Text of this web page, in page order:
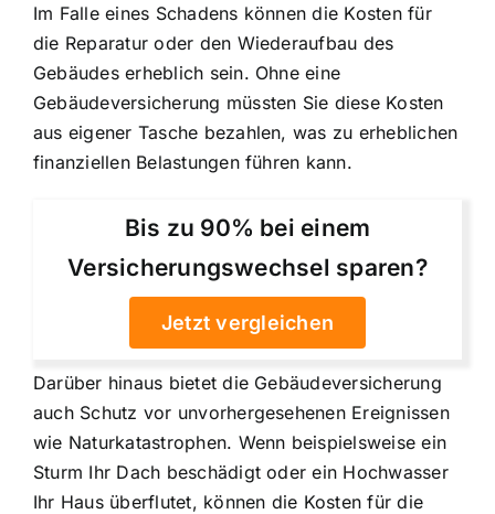
Im Falle eines Schadens können die Kosten für
die Reparatur oder den Wiederaufbau des
Gebäudes erheblich sein. Ohne eine
Gebäudeversicherung müssten Sie diese Kosten
aus eigener Tasche bezahlen, was zu erheblichen
finanziellen Belastungen führen kann.
Bis zu 90% bei einem
Versicherungswechsel sparen?
Jetzt vergleichen
Darüber hinaus bietet die Gebäudeversicherung
auch Schutz vor unvorhergesehenen Ereignissen
wie Naturkatastrophen. Wenn beispielsweise ein
Sturm Ihr Dach beschädigt oder ein Hochwasser
Ihr Haus überflutet, können die Kosten für die